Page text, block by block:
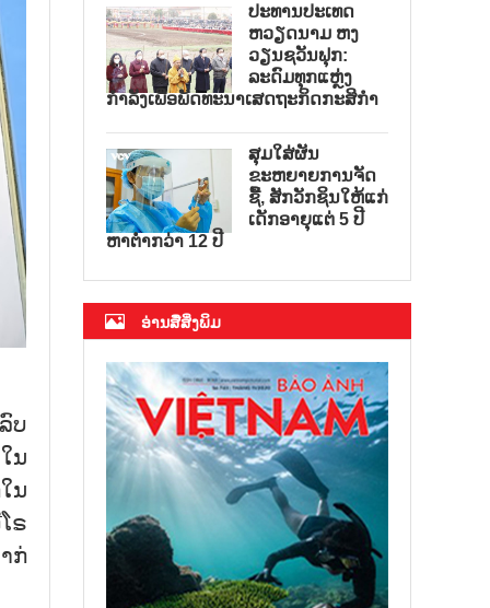
ບ
ນ​
ນ​
ຣ​
ກ່​
ປະທານປະເທດ
ຫວຽດນາມ ຫງ
ວຽນຊວັນຟຸກ:
ລະດົມທຸກແຫຼ່ງ
ກຳລັງເພື່ອພັດທະນາເສດຖະກິດກະສິກຳ
ສຸມໃສ່ຜັນ
ຂະຫຍາຍການຈັດ
ຊື້, ສັກວັກຊິນໃຫ້ແກ່
ເດັກອາຍຸແຕ່ 5 ປີ
ຫາຕ່ຳກວ່າ 12 ປີ
ອ່ານສື່ສິ່ງພິມ